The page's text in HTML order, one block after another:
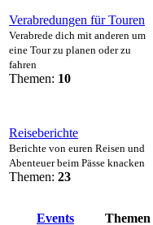
Verabredungen für Touren
Verabrede dich mit anderen um
eine Tour zu planen oder zu
fahren
Themen: 10
Reiseberichte
Berichte von euren Reisen und
Abenteuer beim Pässe knacken
Themen: 23
Events Themen